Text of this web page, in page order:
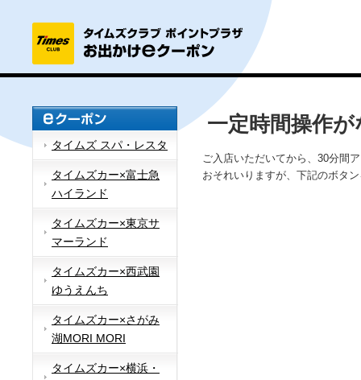
タイムズ スパ・レスタ
タイムズカー×富士急
ハイランド
タイムズカー×東京サ
マーランド
タイムズカー×西武園
ゆうえんち
タイムズカー×さがみ
湖MORI MORI
タイムズカー×横浜・
一定時間操作
ご入店いただいてから、30分間
おそれいりますが、下記のボタ